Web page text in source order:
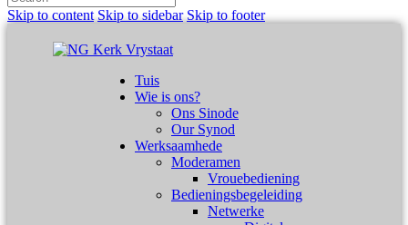
Skip to content Skip to sidebar Skip to footer
Tuis
Wie is ons?
Ons Sinode
Our Synod
Werksaamhede
Moderamen
Vrouebediening
Bedieningsbegeleiding
Netwerke